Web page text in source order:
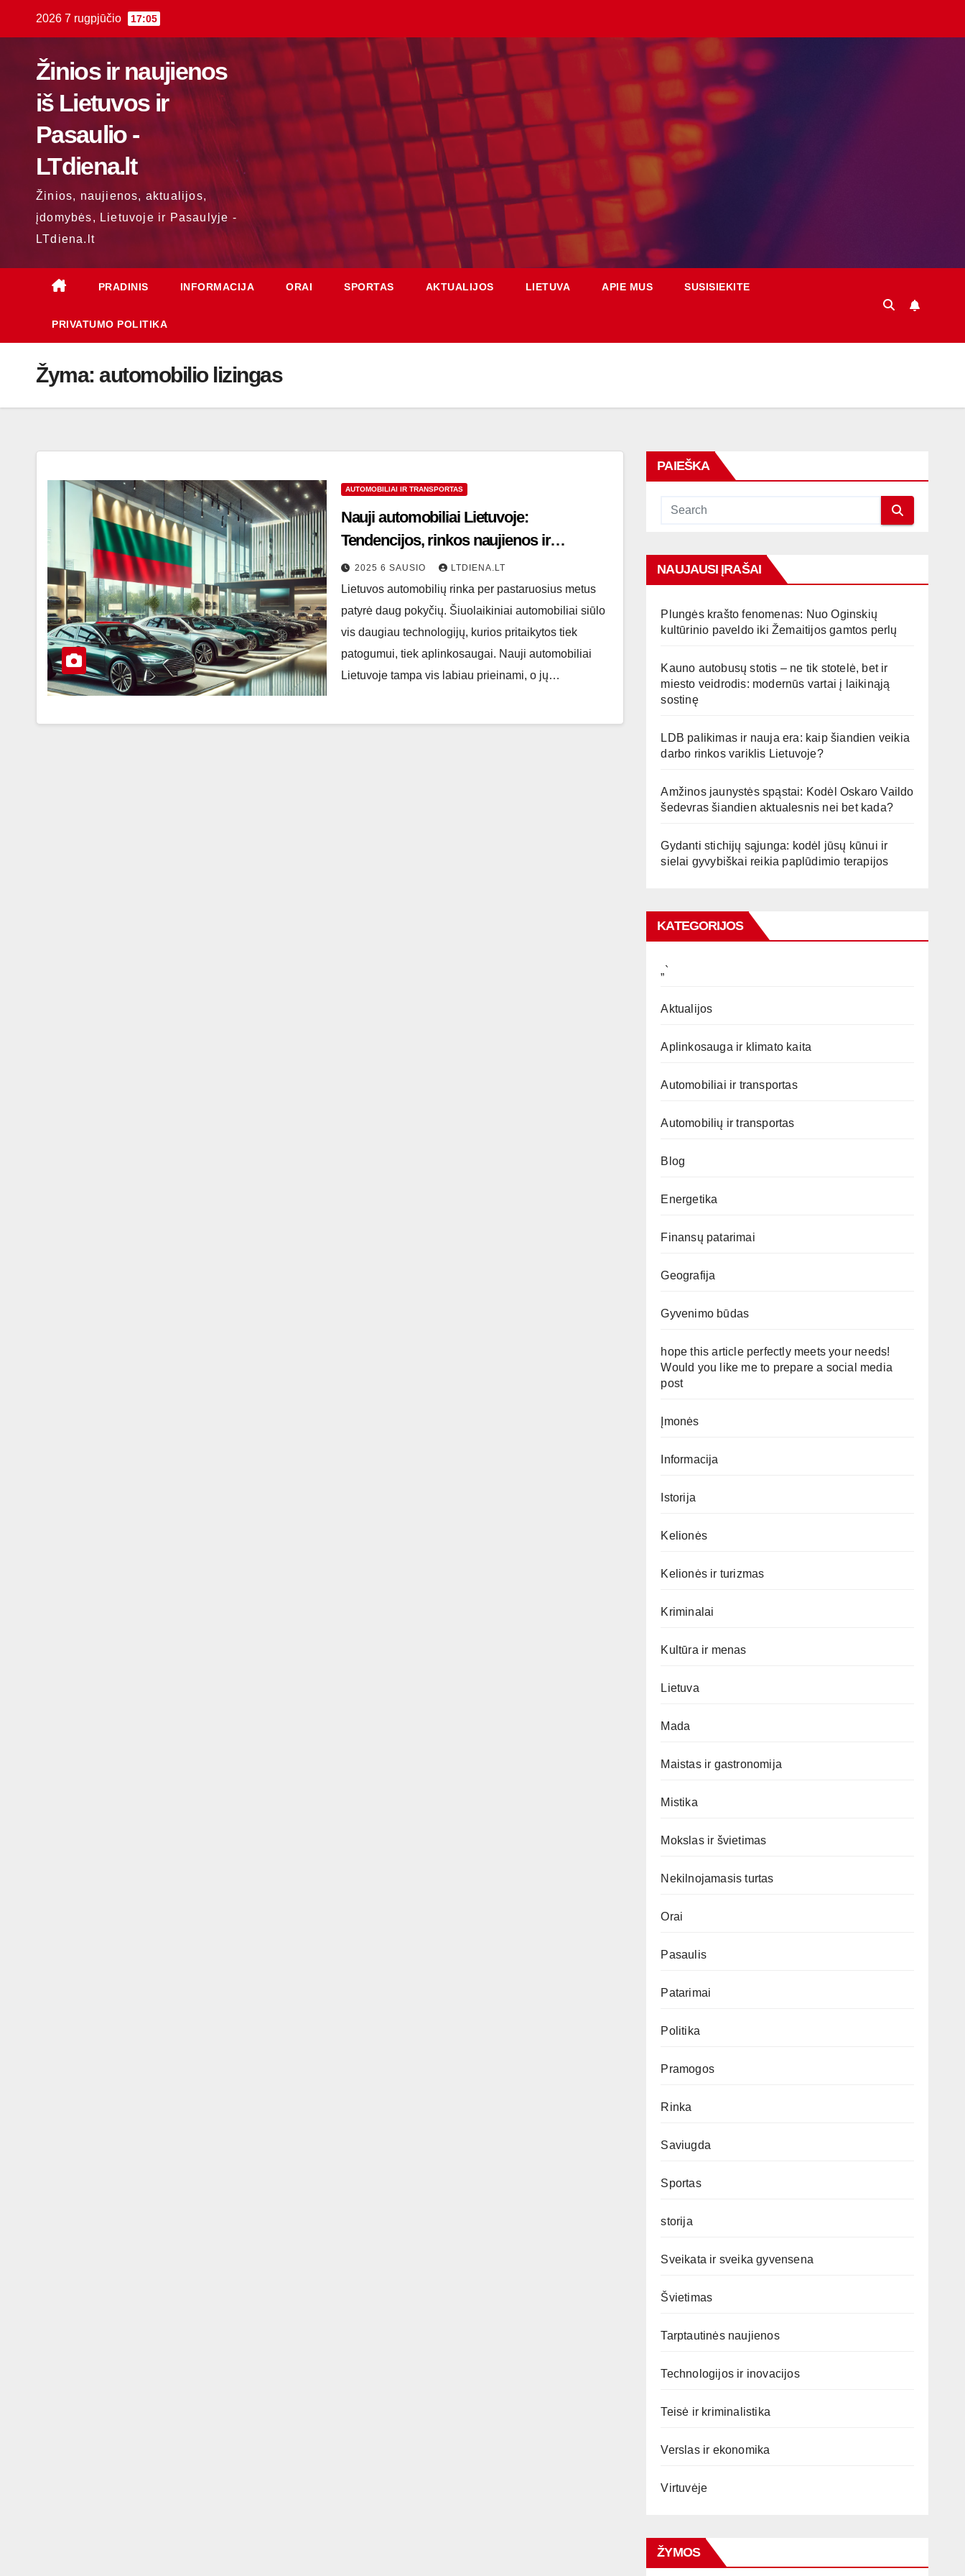
2026 7 rugpjūčio 17:05
Žinios ir naujienos
iš Lietuvos ir
Pasaulio -
LTdiena.lt
Žinios, naujienos, aktualijos,
įdomybės, Lietuvoje ir Pasaulyje -
LTdiena.lt
PRADINIS INFORMACIJA ORAI SPORTAS AKTUALIJOS LIETUVA APIE MUS SUSISIEKITE
PRIVATUMO POLITIKA
Žyma: automobilio lizingas
AUTOMOBILIAI IR TRANSPORTAS
Nauji automobiliai Lietuvoje:
Tendencijos, rinkos naujienos ir
perspektyvos
2025 6 SAUSIO LTDIENA.LT
Lietuvos automobilių rinka per pastaruosius metus
patyrė daug pokyčių. Šiuolaikiniai automobiliai siūlo
vis daugiau technologijų, kurios pritaikytos tiek
patogumui, tiek aplinkosaugai. Nauji automobiliai
Lietuvoje tampa vis labiau prieinami, o jų…
PAIEŠKA
NAUJAUSI ĮRAŠAI
Plungės krašto fenomenas: Nuo Oginskių
kultūrinio paveldo iki Žemaitijos gamtos perlų
Kauno autobusų stotis – ne tik stotelė, bet ir
miesto veidrodis: modernūs vartai į laikinąją
sostinę
LDB palikimas ir nauja era: kaip šiandien veikia
darbo rinkos variklis Lietuvoje?
Amžinos jaunystės spąstai: Kodėl Oskaro Vaildo
šedevras šiandien aktualesnis nei bet kada?
Gydanti stichijų sąjunga: kodėl jūsų kūnui ir
sielai gyvybiškai reikia paplūdimio terapijos
KATEGORIJOS
„`
Aktualijos
Aplinkosauga ir klimato kaita
Automobiliai ir transportas
Automobilių ir transportas
Blog
Energetika
Finansų patarimai
Geografija
Gyvenimo būdas
hope this article perfectly meets your needs!
Would you like me to prepare a social media
post
Įmonės
Informacija
Istorija
Kelionės
Kelionės ir turizmas
Kriminalai
Kultūra ir menas
Lietuva
Mada
Maistas ir gastronomija
Mistika
Mokslas ir švietimas
Nekilnojamasis turtas
Orai
Pasaulis
Patarimai
Politika
Pramogos
Rinka
Saviugda
Sportas
storija
Sveikata ir sveika gyvensena
Švietimas
Tarptautinės naujienos
Technologijos ir inovacijos
Teisė ir kriminalistika
Verslas ir ekonomika
Virtuvėje
ŽYMOS